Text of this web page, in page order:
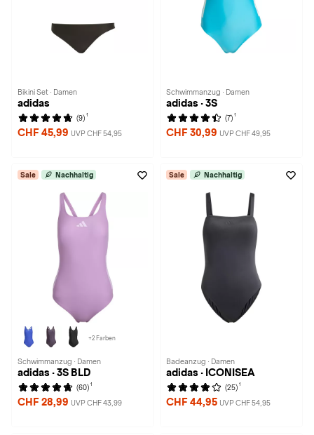
Bikini Set · Damen
adidas
(9) 1
CHF 45,99 UVP CHF 54,95
Schwimmanzug · Damen
adidas · 3S
(7) 1
CHF 30,99 UVP CHF 49,95
Sale Nachhaltig
+2 Farben
Schwimmanzug · Damen
adidas · 3S BLD
(60) 1
CHF 28,99 UVP CHF 43,99
Sale Nachhaltig
Badeanzug · Damen
adidas · ICONISEA
(25) 1
CHF 44,95 UVP CHF 54,95